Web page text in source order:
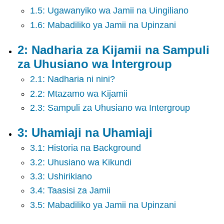
Uhamiaji
Ubaguzi,
Ubaguzi,
Ubaguzi
wa
rangi
6:
Wamarekani
Euro
na
Whiteness
Waafrika-
1.5: Ugawanyiko wa Jamii na Uingiliano
1.6: Mabadiliko ya Jamii na Upinzani
2: Nadharia za Kijamii na Sampuli
za Uhusiano wa Intergroup
2.1: Nadharia ni nini?
2.2: Mtazamo wa Kijamii
2.3: Sampuli za Uhusiano wa Intergroup
3: Uhamiaji na Uhamiaji
3.1: Historia na Background
3.2: Uhusiano wa Kikundi
3.3: Ushirikiano
3.4: Taasisi za Jamii
3.5: Mabadiliko ya Jamii na Upinzani